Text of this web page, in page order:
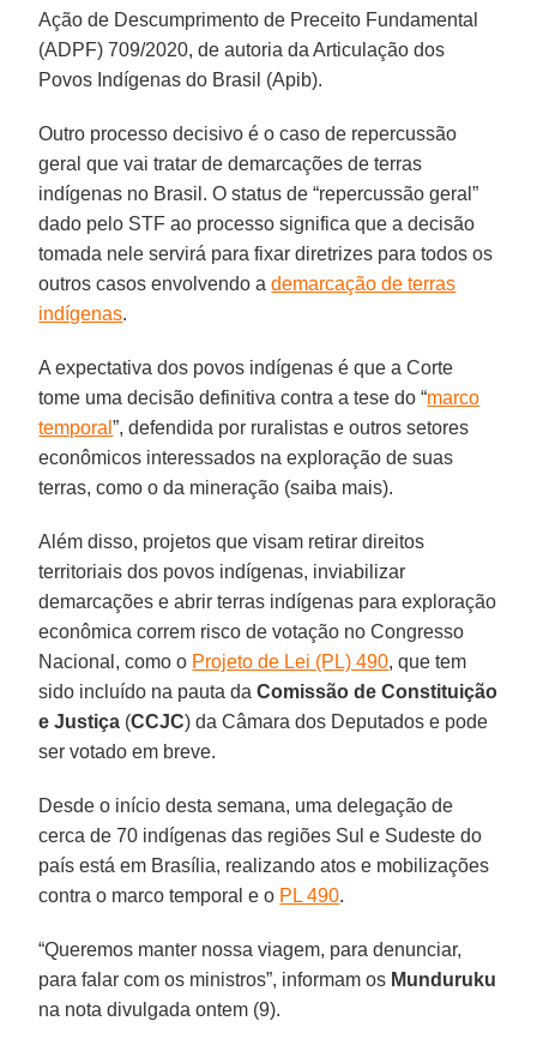
Ação de Descumprimento de Preceito Fundamental
(ADPF) 709/2020, de autoria da Articulação dos
Povos Indígenas do Brasil (Apib).
Outro processo decisivo é o caso de repercussão
geral que vai tratar de demarcações de terras
indígenas no Brasil. O status de “repercussão geral”
dado pelo STF ao processo significa que a decisão
tomada nele servirá para fixar diretrizes para todos os
outros casos envolvendo ademarcação de terras
indígenas.
A expectativa dos povos indígenas é que a Corte
tome uma decisão definitiva contra a tese do “marco
temporal”, defendida por ruralistas e outros setores
econômicos interessados na exploração de suas
terras, como o da mineração (saiba mais).
Além disso, projetos que visam retirar direitos
territoriais dos povos indígenas, inviabilizar
demarcações e abrir terras indígenas para exploração
econômica correm risco de votação no Congresso
Nacional, como o Projeto de Lei (PL) 490, que tem
sido incluído na pauta daComissão de Constituição
e Justiça (CCJC) da Câmara dos Deputados e pode
ser votado em breve.
Desde o início desta semana, uma delegação de
cerca de 70 indígenas das regiões Sul e Sudeste do
país está em Brasília, realizando atos e mobilizações
contra o marco temporal e o PL 490.
“Queremos manter nossa viagem, para denunciar,
para falar com os ministros”, informam os Munduruku
na nota divulgada ontem (9).